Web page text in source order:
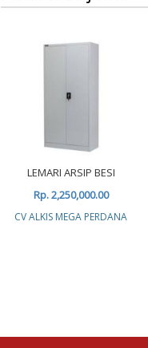
LEMARI ARSIP BESI
Rp. 2,250,000.00
CV ALKIS MEGA PERDANA